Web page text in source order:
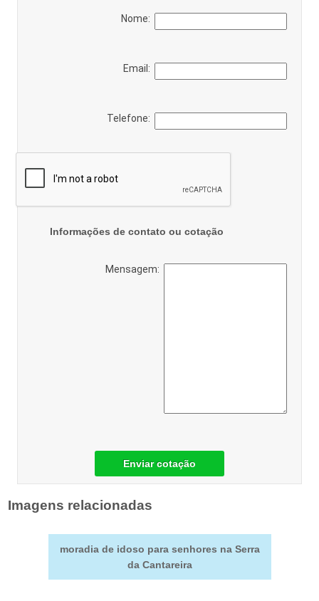
Nome:
Email:
Telefone:
Informações de contato ou cotação
Mensagem:
Enviar cotação
Imagens relacionadas
moradia de idoso para senhores na Serra
da Cantareira